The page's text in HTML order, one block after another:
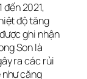
đến 2021,
độ tăng
ghi nhận
Son là
ra các rủi
căng